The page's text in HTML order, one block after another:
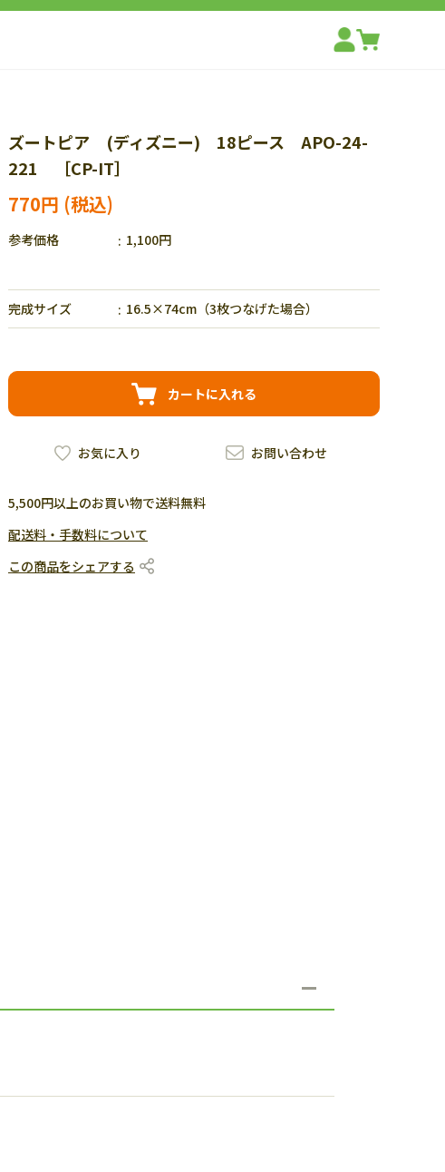
ズートピア (ディズニー) 18ピース APO-24-
221 ［CP-IT］
770円
参考価格 1,100円
完成サイズ 16.5×74cm（3枚つなげた場合）
カートに入れる
お問い合わせ
お気に入り
5,500円以上のお買い物で送料無料
配送料・手数料について
この商品をシェアする